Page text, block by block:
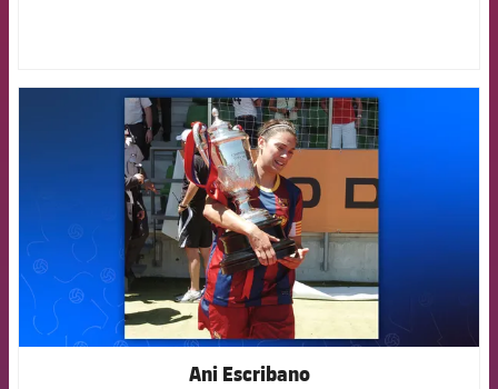
FCB Barcelona badge
Ani Escribano